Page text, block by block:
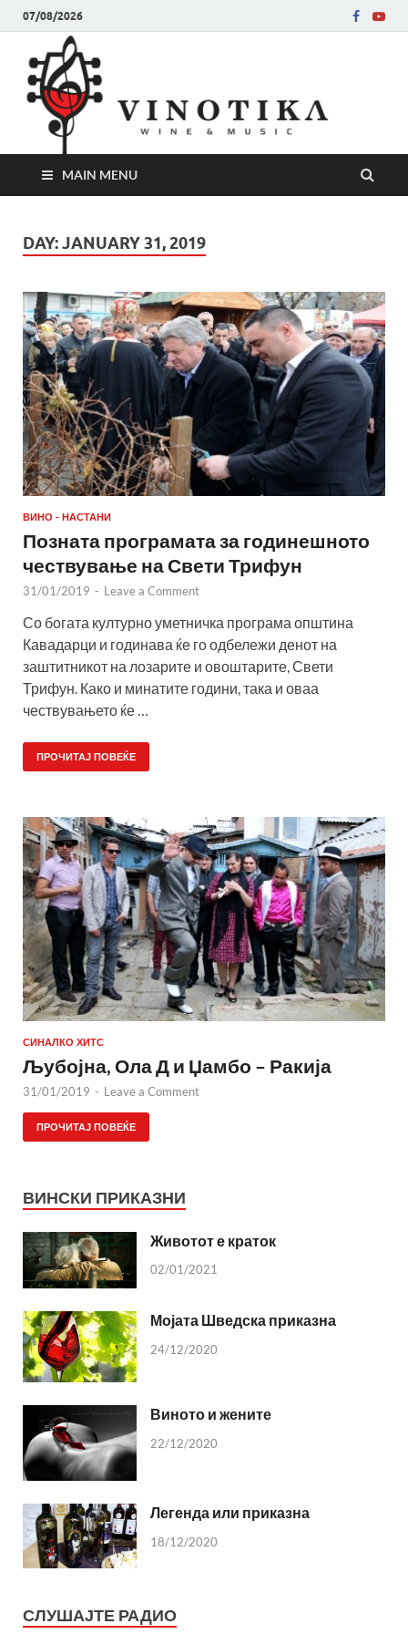
07/08/2026
MAIN MENU
DAY:JANUARY 31, 2019
ВИНО - НАСТАНИ
Позната програмата за годинешното
чествување на Свети Трифун
31/01/2019 - Leave a Comment
Со богата културно уметничка програма општина
Кавадарци и годинава ќе го одбележи денот на
заштитникот на лозарите и овоштарите, Свети
Трифун. Како и минатите години, така и оваа
чествувањето ќе …
ПРОЧИТАЈ ПОВЕЌЕ
СИНАЛКО ХИТС
Љубојна, Ола Д и Џамбо – Ракија
31/01/2019 - Leave a Comment
ПРОЧИТАЈ ПОВЕЌЕ
ВИНСКИ ПРИКАЗНИ
Животот е краток
02/01/2021
Мојата Шведска приказна
24/12/2020
Виното и жените
22/12/2020
Легенда или приказна
18/12/2020
СЛУШАЈТЕ РАДИО